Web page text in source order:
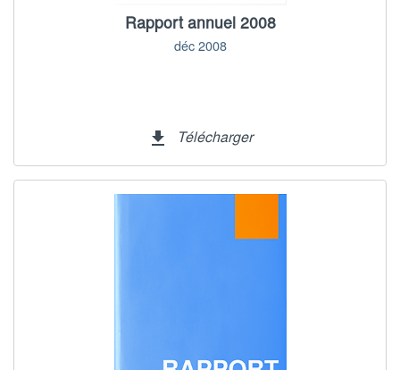
Rapport annuel 2008
déc 2008
file_download Télécharger